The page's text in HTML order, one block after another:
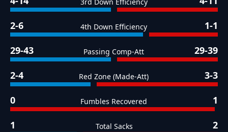
2-6 4th Down Efficiency 1-1
29-43 Passing Comp-Att 29-39
2-4 Red Zone (Made-Att) 3-3
0 Fumbles Recovered 1
1 Total Sacks 2